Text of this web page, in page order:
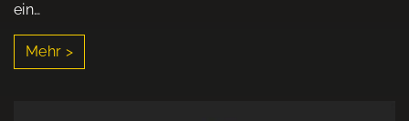
ein…
Mehr >